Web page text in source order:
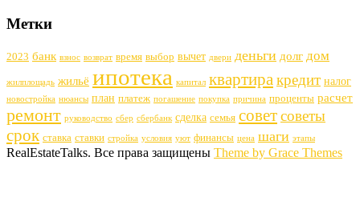
Метки
2023 банк взнос возврат время выбор вычет двери деньги долг дом
жилплощадь жильё ипотека капитал квартиракредит налог
новостройка нюансы план платеж погашение покупка причина проценты расчет
ремонт руководство сбер сбербанк сделка семья советсоветы
срок ставка ставки стройка условия уют финансы цена шаги этапы
RealEstateTalks. Все права защищены Theme by Grace Themes